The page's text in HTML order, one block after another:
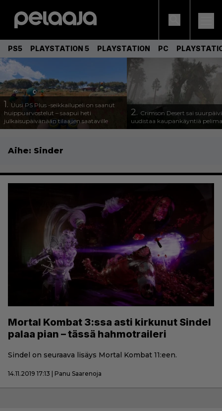
PS5 PLAYSTATION 5 PLAYSTATION PC
1. Uusi PS Plus -seikkailupeli on saanut
huippuarvostelut – saapui heti
julkaisupäivänään tilaajien saataville
2. Crimson Desert sai
uudistaa kaupankäyntiä
Aihe: Sinder
Mortal Kombat 3:ssa asti kirkunut Sindel
palaa pian – tässä hahmotraileri
Sindel on seuraava lisäys Mortal Kombat 11:een.
14.11.2019 17:13 | Panu Saarenoja